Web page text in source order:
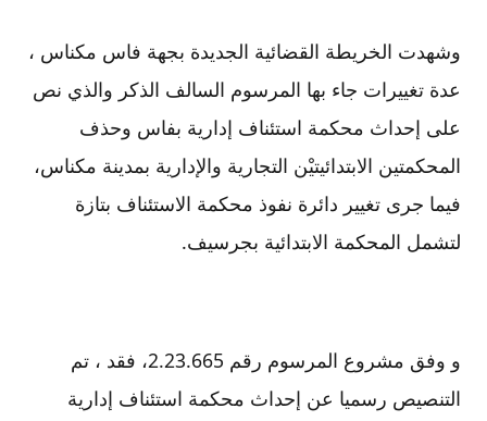
وشهدت الخريطة القضائية الجديدة بجهة فاس مكناس ،
عدة تغييرات جاء بها المرسوم السالف الذكر والذي نص
على إحداث محكمة استئناف إدارية بفاس وحذف
المحكمتين الابتدائيتيْن التجارية والإدارية بمدينة مكناس،
فيما جرى تغيير دائرة نفوذ محكمة الاستئناف بتازة
لتشمل المحكمة الابتدائية بجرسيف.
و وفق مشروع المرسوم رقم 2.23.665، فقد ، تم
التنصيص رسميا عن إحداث محكمة استئناف إدارية